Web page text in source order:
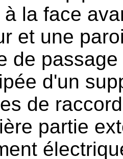
la face
et une
de
d'un
de
partie